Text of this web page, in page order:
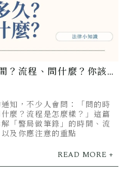
？流程、問什麼？你該知
知，不少人會問：「問的時
麼？流程是怎麼樣？」這篇
「警局做筆錄」的時間、流
及你應注意的重點